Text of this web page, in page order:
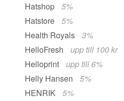
Hatshop
5%
Hatstore
5%
Health Royals
3%
HelloFresh
upp till 100 kr
Helloprint
upp till 6%
Helly Hansen
5%
HENRIK
5%